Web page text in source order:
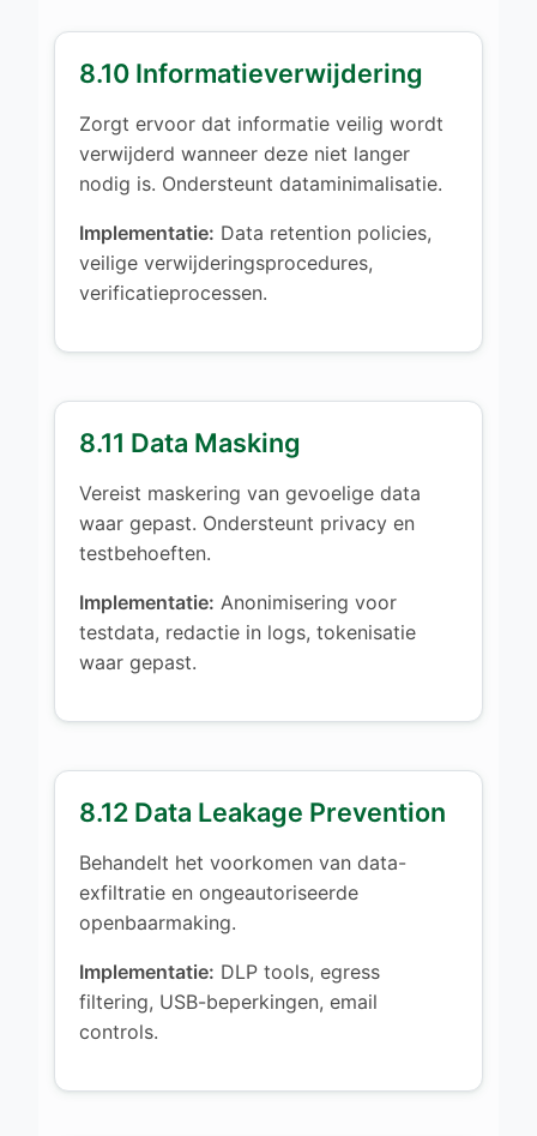
8.10 Informatieverwijdering
Zorgt ervoor dat informatie veilig wordt
verwijderd wanneer deze niet langer
nodig is. Ondersteunt dataminimalisatie.
Implementatie: Data retention policies,
veilige verwijderingsprocedures,
verificatieprocessen.
8.11 Data Masking
Vereist maskering van gevoelige data
waar gepast. Ondersteunt privacy en
testbehoeften.
Implementatie: Anonimisering voor
testdata, redactie in logs, tokenisatie
waar gepast.
8.12 Data Leakage Prevention
Behandelt het voorkomen van data-
exfiltratie en ongeautoriseerde
openbaarmaking.
Implementatie: DLP tools, egress
filtering, USB-beperkingen, email
controls.